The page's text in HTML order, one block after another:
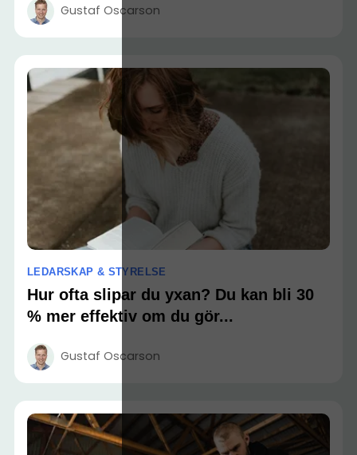
Gustaf Oscarson
LEDARSKAP & STYRELSE
Hur ofta slipar du yxan? Du kan bli 30
% mer effektiv om du gör...
Gustaf Oscarson